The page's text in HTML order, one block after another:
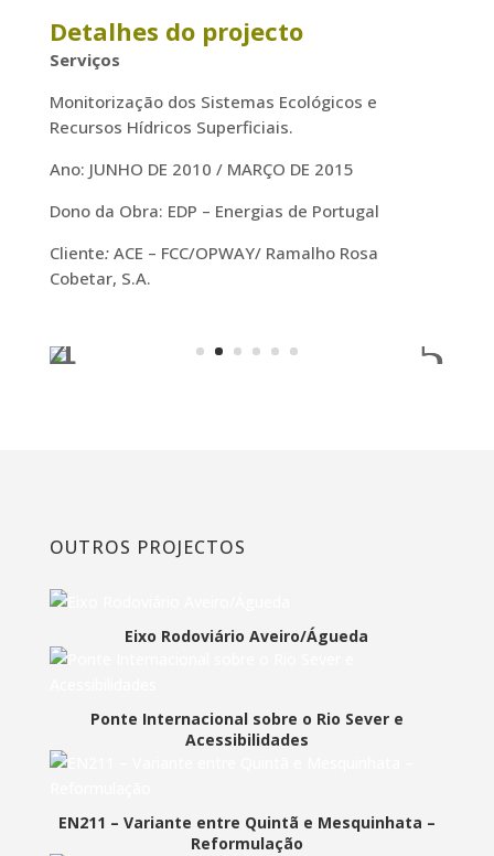
Detalhes do projecto
Serviços
Monitorização dos Sistemas Ecológicos e
Recursos Hídricos Superficiais.
Ano: JUNHO DE 2010 / MARÇO DE 2015
Dono da Obra: EDP – Energias de Portugal
Cliente:ACE – FCC/OPWAY/ Ramalho Rosa
Cobetar, S.A.
OUTROS PROJECTOS
Eixo Rodoviário Aveiro/Águeda
Ponte Internacional sobre o Rio Sever e
Acessibilidades
EN211 – Variante entre Quintã e Mesquinhata –
Reformulação